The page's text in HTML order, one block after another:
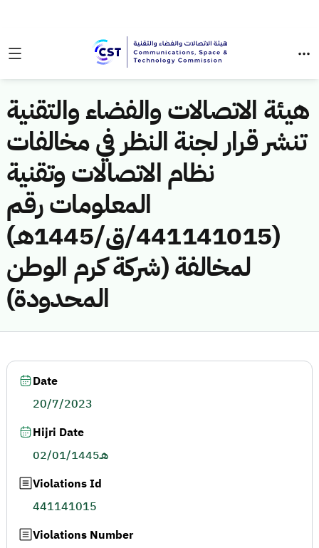
هيئة الاتصالات والفضاء والتقنية
تنشر قرار لجنة النظر في مخالفات
نظام الاتصالات وتقنية
المعلومات رقم
(441141015/ق/1445هـ)
لمخالفة (شركة كرم الوطن
المحدودة)
Date
20/7/2023
Hijri Date
02/01/1445هـ
Violations Id
441141015
Violations Number